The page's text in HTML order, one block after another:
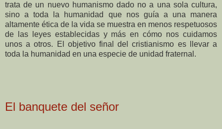
trata de un nuevo humanismo dado no a una sola cultura,
sino a toda la humanidad que nos guía a una manera
altamente ética de la vida se muestra en menos respetuosos
de las leyes establecidas y más en cómo nos cuidamos
unos a otros. El objetivo final del cristianismo es llevar a
toda la humanidad en una especie de unidad fraternal.
El banquete del señor